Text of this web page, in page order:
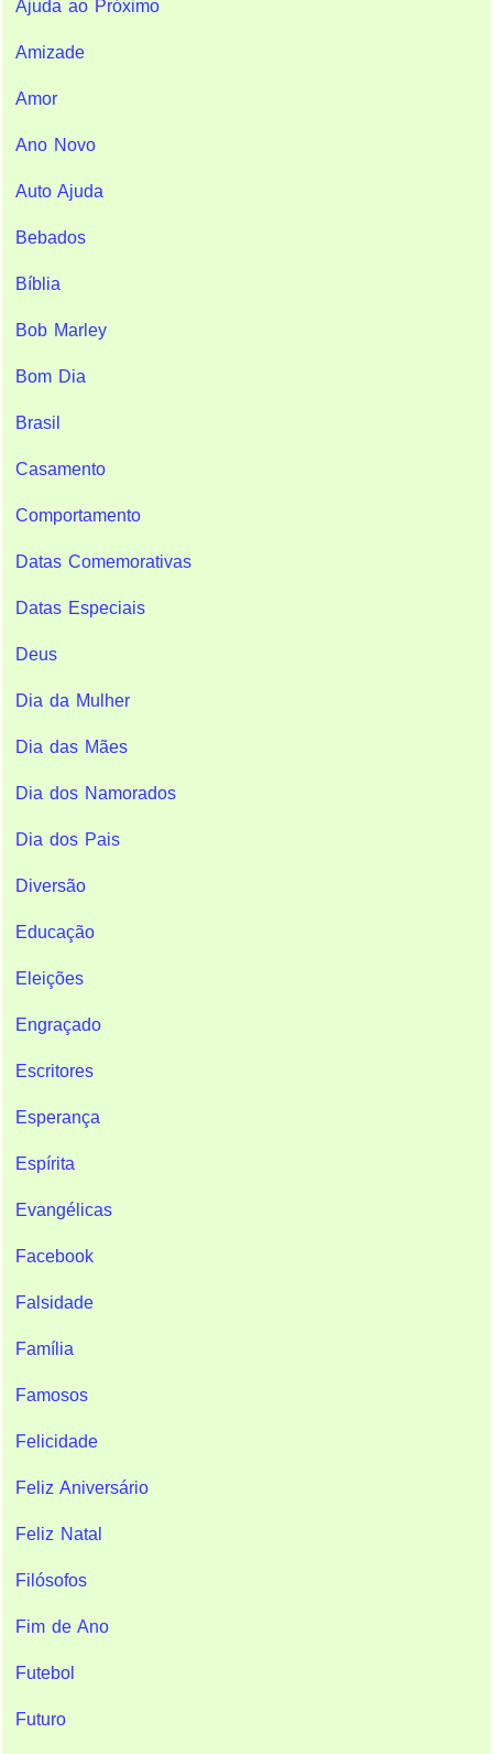
Ajuda ao Próximo
Amizade
Amor
Ano Novo
Auto Ajuda
Bebados
Bíblia
Bob Marley
Bom Dia
Brasil
Casamento
Comportamento
Datas Comemorativas
Datas Especiais
Deus
Dia da Mulher
Dia das Mães
Dia dos Namorados
Dia dos Pais
Diversão
Educação
Eleições
Engraçado
Escritores
Esperança
Espírita
Evangélicas
Facebook
Falsidade
Família
Famosos
Felicidade
Feliz Aniversário
Feliz Natal
Filósofos
Fim de Ano
Futebol
Futuro